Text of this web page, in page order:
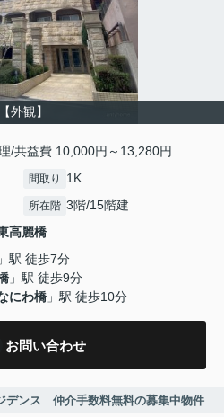
【外観】
/共益費 10,000円～13,280円
間取り 1K
所在階 3階/15階建
高麗橋
」駅 徒歩7分
」駅 徒歩9分
にわ橋 」駅 徒歩10分
お問い合わせ
デンス 仲介手数料無料の募集中物件